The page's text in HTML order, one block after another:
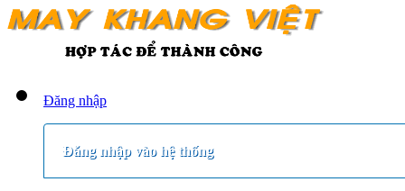
Đăng nhập
Đăng nhập vào hệ thống